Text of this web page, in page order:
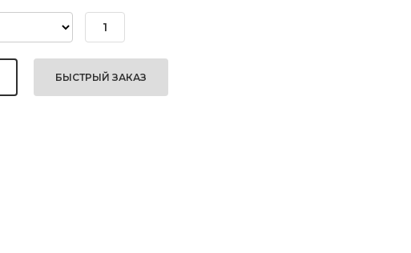
БЫСТРЫЙ ЗАКАЗ